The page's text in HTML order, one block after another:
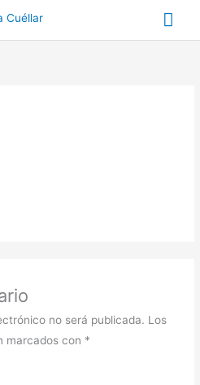
no será publicada. Los
marcados con *